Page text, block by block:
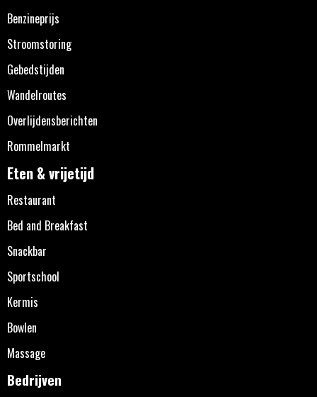
Benzineprijs
Stroomstoring
Gebedstijden
Wandelroutes
Overlijdensberichten
Rommelmarkt
Eten & vrijetijd
Restaurant
Bed and Breakfast
Snackbar
Sportschool
Kermis
Bowlen
Massage
Bedrijven